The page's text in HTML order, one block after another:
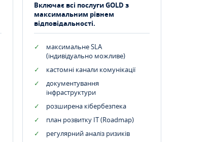
Включає всі послуги GOLD з
максимальним рівнем
відповідальності.
максимальне SLA
(індивідуально можливе)
кастомні канали комунікації
документування
інфраструктури
розширена кібербезпека
план розвитку IT (Roadmap)
регулярний аналіз ризиків